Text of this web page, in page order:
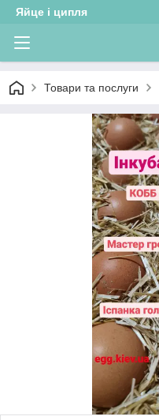
Яйце і ципля
Товари та послуги